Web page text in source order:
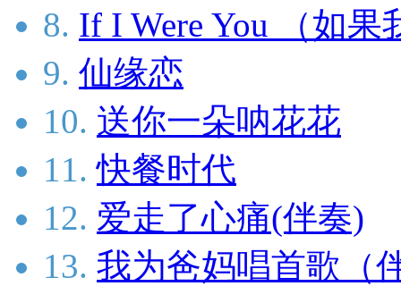
8. If I Were You （如
9. 仙缘恋
10. 送你一朵呐花花
11. 快餐时代
12. 爱走了心痛(伴奏)
13. 我为爸妈唱首歌（